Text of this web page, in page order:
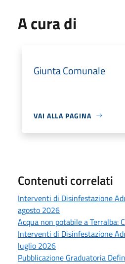
A cura di
Giunta Comunale
VAI ALLA PAGINA
Contenuti correlati
Interventi di Disinfestazione
agosto 2026
Acqua non potabile a Terralba:
Interventi di Disinfestazione
luglio 2026
Pubblicazione Graduatoria